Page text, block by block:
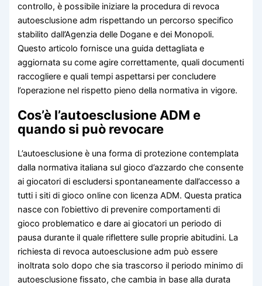
controllo, è possibile iniziare la procedura di revoca
autoesclusione adm rispettando un percorso specifico
stabilito dall’Agenzia delle Dogane e dei Monopoli.
Questo articolo fornisce una guida dettagliata e
aggiornata su come agire correttamente, quali documenti
raccogliere e quali tempi aspettarsi per concludere
l’operazione nel rispetto pieno della normativa in vigore.
Cos’è l’autoesclusione ADM e
quando si può revocare
L’autoesclusione è una forma di protezione contemplata
dalla normativa italiana sul gioco d’azzardo che consente
ai giocatori di escludersi spontaneamente dall’accesso a
tutti i siti di gioco online con licenza ADM. Questa pratica
nasce con l’obiettivo di prevenire comportamenti di
gioco problematico e dare ai giocatori un periodo di
pausa durante il quale riflettere sulle proprie abitudini. La
richiesta di revoca autoesclusione adm può essere
inoltrata solo dopo che sia trascorso il periodo minimo di
autoesclusione fissato, che cambia in base alla durata